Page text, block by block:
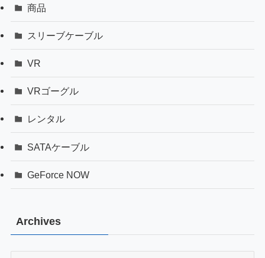
商品
スリーブケーブル
VR
VRゴーグル
レンタル
SATAケーブル
GeForce NOW
Archives